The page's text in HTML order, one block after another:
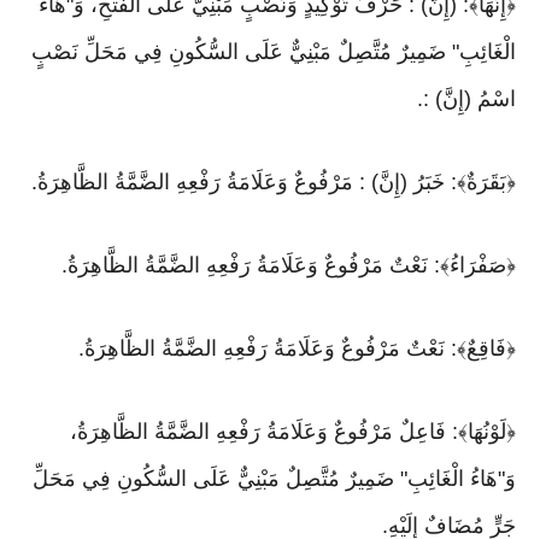
﴿إِنَّهَا﴾: (إِنَّ) : حَرْفُ تَوْكِيدٍ وَنَصْبٍ مَبْنِيٌّ عَلَى الْفَتْحِ، وَ"هَاءُ
الْغَائِبِ" ضَمِيرٌ مُتَّصِلٌ مَبْنِيٌّ عَلَى السُّكُونِ فِي مَحَلِّ نَصْبٍ
اسْمُ (إِنَّ) :.
﴿بَقَرَةٌ﴾: خَبَرُ (إِنَّ) : مَرْفُوعٌ وَعَلَامَةُ رَفْعِهِ الضَّمَّةُ الظَّاهِرَةُ.
﴿صَفْرَاءُ﴾: نَعْتٌ مَرْفُوعٌ وَعَلَامَةُ رَفْعِهِ الضَّمَّةُ الظَّاهِرَةُ.
﴿فَاقِعٌ﴾: نَعْتٌ مَرْفُوعٌ وَعَلَامَةُ رَفْعِهِ الضَّمَّةُ الظَّاهِرَةُ.
﴿لَوْنُهَا﴾: فَاعِلٌ مَرْفُوعٌ وَعَلَامَةُ رَفْعِهِ الضَّمَّةُ الظَّاهِرَةُ،
وَ"هَاءُ الْغَائِبِ" ضَمِيرٌ مُتَّصِلٌ مَبْنِيٌّ عَلَى السُّكُونِ فِي مَحَلِّ
جَرٍّ مُضَافٌ إِلَيْهِ.